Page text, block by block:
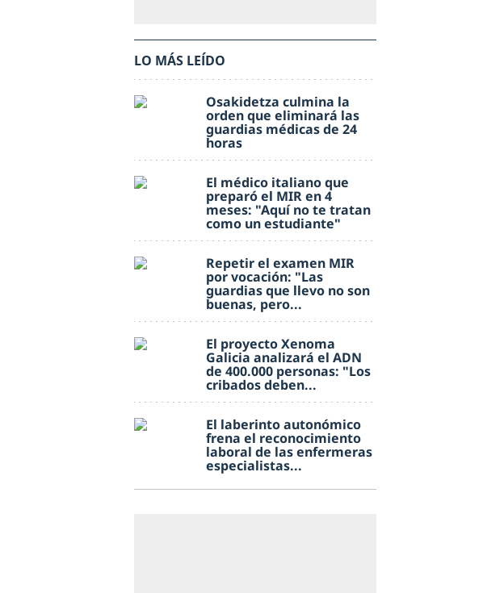
LO MÁS LEÍDO
Osakidetza culmina la
orden que eliminará las
guardias médicas de 24
horas
El médico italiano que
preparó el MIR en 4
meses: "Aquí no te tratan
como un estudiante"
Repetir el examen MIR
por vocación: "Las
guardias que llevo no son
buenas, pero...
El proyecto Xenoma
Galicia analizará el ADN
de 400.000 personas: "Los
cribados deben...
El laberinto autonómico
frena el reconocimiento
laboral de las enfermeras
especialistas...